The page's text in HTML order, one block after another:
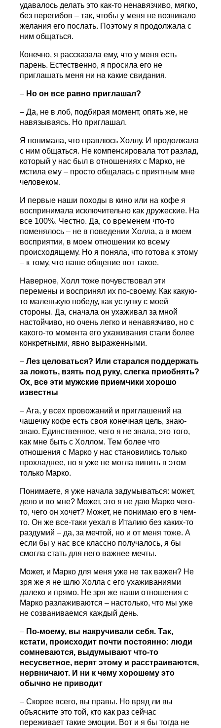
удавалось делать это как-то ненавязчиво, мягко,
без перегибов – так, чтобы у меня не возникало
желания его послать. Поэтому я продолжала с
ним общаться.
Конечно, я рассказала ему, что у меня есть
парень. Естественно, я просила его не
приглашать меня ни на какие свидания.
– Но он все равно приглашал?
– Да, не в лоб, подбирая момент, опять же, не
навязываясь. Но приглашал.
Я понимала, что нравлюсь Холлу. И продолжала
с ним общаться. Не компенсировала тот разлад,
который у нас был в отношениях с Марко, не
мстила ему – просто общалась с приятным мне
человеком.
И первые наши походы в кино или на кофе я
воспринимала исключительно как дружеские. На
все 100%. Честно. Да, со временем что-то
поменялось – не в поведении Холла, а в моем
восприятии, в моем отношении ко всему
происходящему. Но я поняла, что готова к этому
– к тому, что наше общение вот такое.
Наверное, Холл тоже почувствовал эти
перемены и воспринял их по-своему. Как какую-
то маленькую победу, как уступку с моей
стороны. Да, сначала он ухаживал за мной
настойчиво, но очень легко и ненавязчиво, но с
какого-то момента его ухаживания стали более
конкретными, явно выраженными.
–Лез целоваться? Или старался поддержать
за локоть, взять под руку, слегка приобнять?
Ох, все эти мужские приемчики хорошо
известны
– Ага, у всех провожаний и приглашений на
чашечку кофе есть своя конечная цель, знаю-
знаю. Единственное, чего я не знала, это того,
как мне быть с Холлом. Тем более что
отношения с Марко у нас становились только
прохладнее, но я уже не могла винить в этом
только Марко.
Понимаете, я уже начала задумываться: может,
дело и во мне? Может, это я не даю Марко чего-
то, чего он хочет? Может, не понимаю его в чем-
то. Он же все-таки уехал в Италию без каких-то
раздумий – да, за мечтой, но и от меня тоже. А
если бы у нас все классно получалось, я бы
смогла стать для него важнее мечты.
Может, и Марко для меня уже не так важен? Не
зря же я не шлю Холла с его ухаживаниями
далеко и прямо. Не зря же наши отношения с
Марко разлаживаются – настолько, что мы уже
не созваниваемся каждый день.
– По-моему, вы накручивали себя. Так,
кстати, происходит почти постоянно: люди
сомневаются, выдумывают что-то
несусветное, верят этому и расстраиваются,
нервничают. И ни к чему хорошему это
обычно не приводит
– Скорее всего, вы правы. Но вряд ли вы
объясните это той, кто как раз сейчас
переживает такие эмоции. Вот и я бы тогда не